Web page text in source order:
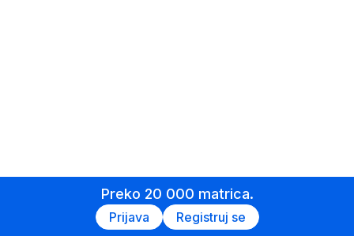
Preko 20 000 matrica.
Prijava Registruj se